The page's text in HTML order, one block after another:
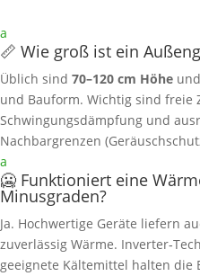
a
📏 Wie groß ist ein
Üblich sind 70–120 cm Höhe und
und Bauform. Wichtig sind freie
Schwingungsdämpfung und
Nachbargrenzen
a
🥶 Funktioniert eine
Minusgraden?
Ja. Hochwertige Geräte liefern
zuverlässig Wärme.
geeignete Kältemittel halten die